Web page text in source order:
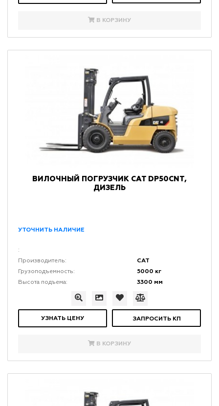
В КОРЗИНУ
ВИЛОЧНЫЙ ПОГРУЗЧИК CAT DP50CNT,
ДИЗЕЛЬ
УТОЧНИТЬ НАЛИЧИЕ
:
Производитель:
CAT
Грузоподъемность: 5000 кг
Высота подъема: 3300 мм
УЗНАТЬ ЦЕНУ ЗАПРОСИТЬ КП
В КОРЗИНУ